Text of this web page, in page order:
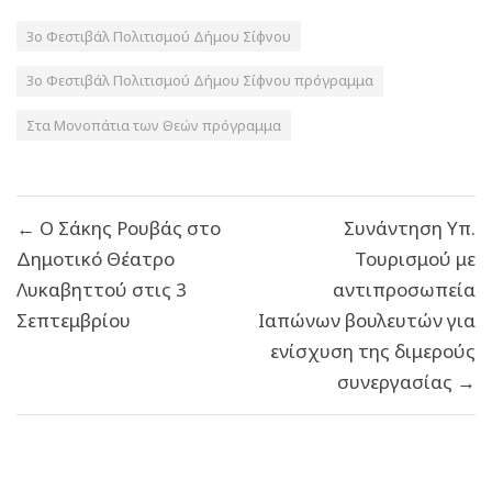
3ο Φεστιβάλ Πολιτισμού Δήμου Σίφνου
3ο Φεστιβάλ Πολιτισμού Δήμου Σίφνου πρόγραμμα
Στα Μονοπάτια των Θεών πρόγραμμα
άρθρων
← Ο Σάκης Ρουβάς στο
Δημοτικό Θέατρο
Λυκαβηττού στις 3
Σεπτεμβρίου
Συνάντηση Υπ.
Τουρισμού με
αντιπροσωπεία
Ιαπώνων βουλευτών για
ενίσχυση της διμερούς
συνεργασίας →